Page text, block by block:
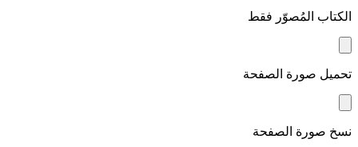
الكتاب المُصوّر فقط
تحميل صورة الصفحة
نسخ صورة الصفحة